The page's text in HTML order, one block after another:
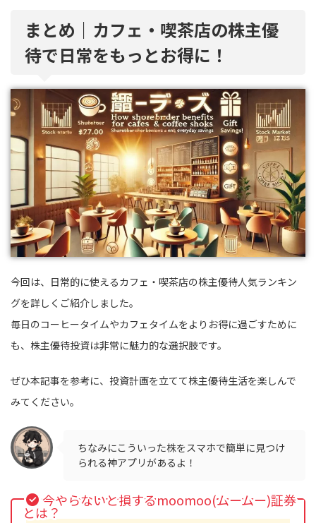
まとめ｜カフェ・喫茶店の株主優
待で日常をもっとお得に！
今回は、日常的に使えるカフェ・喫茶店の株主優待人気ランキン
グを詳しくご紹介しました。
毎日のコーヒータイムやカフェタイムをよりお得に過ごすために
も、株主優待投資は非常に魅力的な選択肢です。
ぜひ本記事を参考に、投資計画を立てて株主優待生活を楽しんで
みてください。
ちなみにこういった株をスマホで簡単に見つけ
られる神アプリがあるよ！
今やらないと損するmoomoo(ムームー)証券
とは？